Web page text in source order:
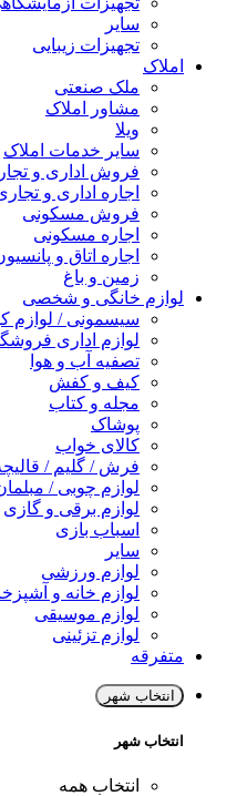
سایر
تجهیزات زیبایی
املاک
ملک صنعتی
مشاور املاک
ویلا
سایر خدمات املاک
فروش اداری و تجاری
اجاره اداری و تجاری
فروش مسکونی
اجاره مسکونی
اجاره اتاق و پانسیون
زمین و باغ
لوازم خانگی و شخصی
سیسمونی / لوازم کودک
لوازم اداری فروشگاهی
تصفیه آب و هوا
کیف و کفش
مجله و کتاب
پوشاک
کالای خواب
فرش / گلیم / قالیچه
لوازم چوبی / مبلمان
لوازم برقی و گازی
اسباب بازی
سایر
لوازم ورزشی
لوازم خانه و آشپزخانه
لوازم موسیقی
لوازم تزئینی
متفرقه
انتخاب شهر
انتخاب شهر
انتخاب همه